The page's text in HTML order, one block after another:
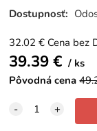
Dostupnosť:
32.02 € Cena bez
39.39€
ks
Pôvodná cena